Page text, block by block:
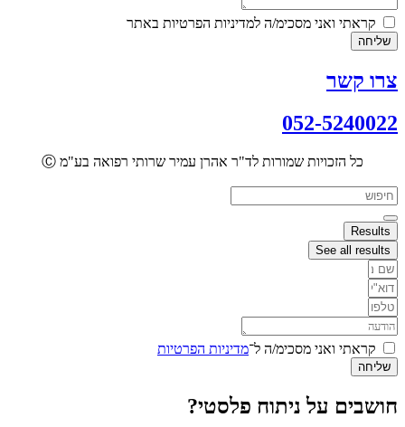
קראתי ואני מסכימ/ה למדיניות הפרטיות באתר
שליחה
צרו קשר
052-5240022
כל הזכויות שמורות לד"ר אהרן עמיר שרותי רפואה בע"מ Ⓒ
Search
...
Results
See all results
קראתי ואני מסכימ/ה ל־מדיניות הפרטיות
שליחה
חושבים על ניתוח פלסטי?